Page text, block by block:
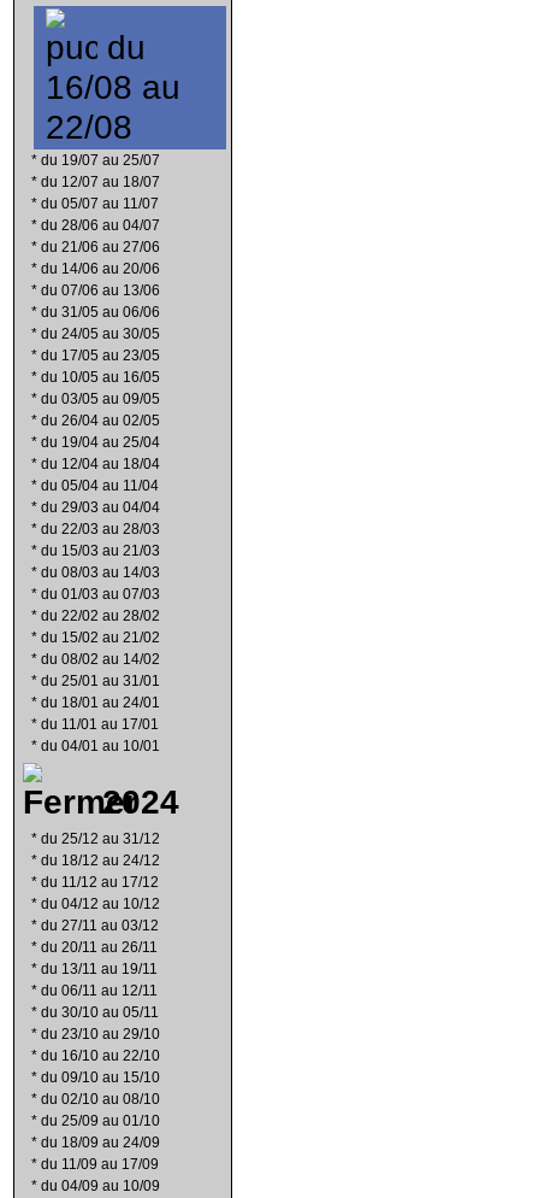
du
16/08 au
22/08
* du 19/07 au 25/07
* du 12/07 au 18/07
* du 05/07 au 11/07
* du 28/06 au 04/07
* du 21/06 au 27/06
* du 14/06 au 20/06
* du 07/06 au 13/06
* du 31/05 au 06/06
* du 24/05 au 30/05
* du 17/05 au 23/05
* du 10/05 au 16/05
* du 03/05 au 09/05
* du 26/04 au 02/05
* du 19/04 au 25/04
* du 12/04 au 18/04
* du 05/04 au 11/04
* du 29/03 au 04/04
* du 22/03 au 28/03
* du 15/03 au 21/03
* du 08/03 au 14/03
* du 01/03 au 07/03
* du 22/02 au 28/02
* du 15/02 au 21/02
* du 08/02 au 14/02
* du 25/01 au 31/01
* du 18/01 au 24/01
* du 11/01 au 17/01
* du 04/01 au 10/01
2024
* du 25/12 au 31/12
* du 18/12 au 24/12
* du 11/12 au 17/12
* du 04/12 au 10/12
* du 27/11 au 03/12
* du 20/11 au 26/11
* du 13/11 au 19/11
* du 06/11 au 12/11
* du 30/10 au 05/11
* du 23/10 au 29/10
* du 16/10 au 22/10
* du 09/10 au 15/10
* du 02/10 au 08/10
* du 25/09 au 01/10
* du 18/09 au 24/09
* du 11/09 au 17/09
* du 04/09 au 10/09